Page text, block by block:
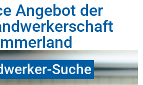
Angebot der
Suche